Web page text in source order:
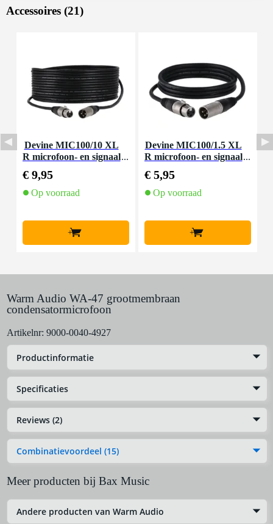
Accessoires (21)
Devine MIC100/10 XL
R microfoon- en signaal
€ 9,95
Op voorraad
+
Devine MIC100/1.5 XL
R microfoon- en signaal
€ 5,95
Op voorraad
+
Warm Audio WA-47 grootmembraan
condensatormicrofoon
Artikelnr: 9000-0040-4927
Productinformatie
Specificaties
Reviews (2)
Combinatievoordeel (15)
Meer producten bij Bax Music
Andere producten van Warm Audio